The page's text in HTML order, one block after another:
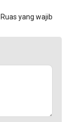
Ruas yang wajib